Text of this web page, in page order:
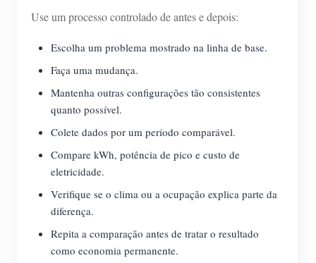
Use um processo controlado de antes e depois:
Escolha um problema mostrado na linha de base.
Faça uma mudança.
Mantenha outras configurações tão consistentes
quanto possível.
Colete dados por um período comparável.
Compare kWh, potência de pico e custo de
eletricidade.
Verifique se o clima ou a ocupação explica parte da
diferença.
Repita a comparação antes de tratar o resultado
como economia permanente.